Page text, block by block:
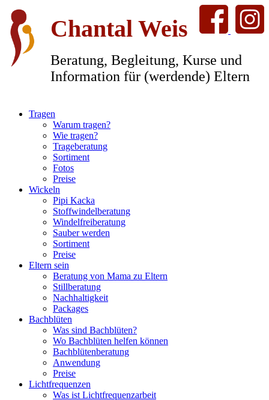
Chantal Weis
Beratung, Begleitung, Kurse und
Information für (werdende) Eltern
Tragen
Warum tragen?
Wie tragen?
Trageberatung
Sortiment
Fotos
Preise
Wickeln
Pipi Kacka
Stoffwindelberatung
Windelfreiberatung
Sauber werden
Sortiment
Preise
Eltern sein
Beratung von Mama zu Eltern
Stillberatung
Nachhaltigkeit
Packages
Bachblüten
Was sind Bachblüten?
Wo Bachblüten helfen können
Bachblütenberatung
Anwendung
Preise
Lichtfrequenzen
Was ist Lichtfrequenzarbeit